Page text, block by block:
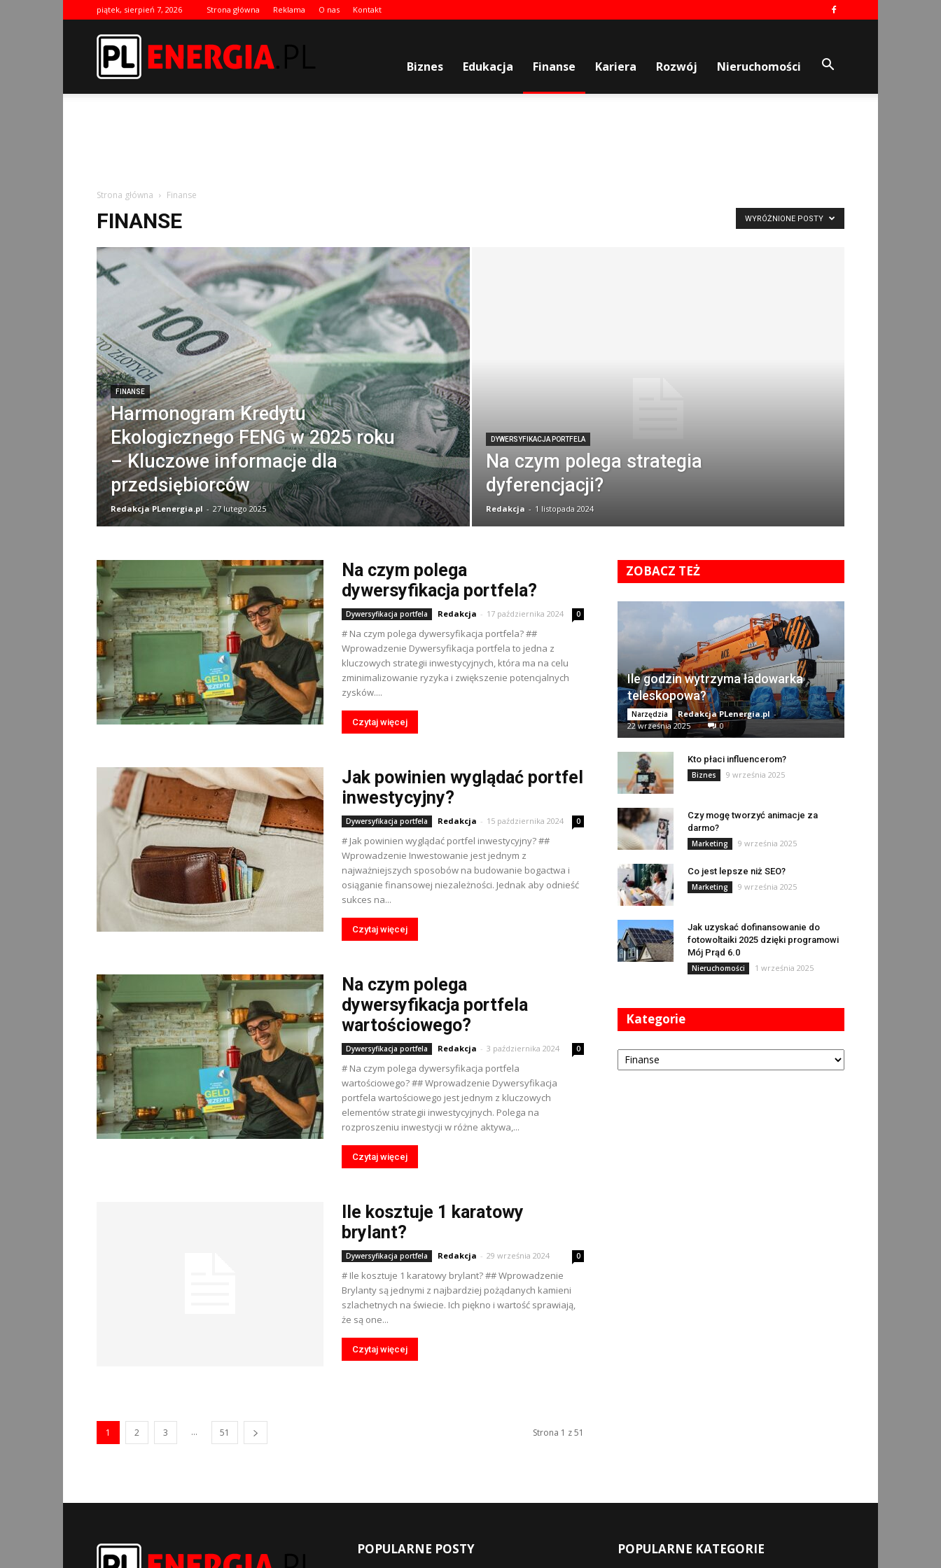
piątek, sierpień 7, 2026 Strona główna Reklama O nas Kontakt
Biznes Edukacja Finanse Kariera Rozwój Nieruchomości
Strona główna Finanse
FINANSE WYRÓŻNIONE POSTY
FINANSE
Harmonogram Kredytu
Ekologicznego FENG w 2025 roku
– Kluczowe informacje dla
przedsiębiorców
Redakcja PLenergia.pl - 27 lutego 2025
DYWERSYFIKACJA PORTFELA
Na czym polega strategia
dyferencjacji?
Redakcja - 1 listopada 2024
Na czym polega
dywersyfikacja portfela?
Dywersyfikacja portfela Redakcja - 17 października 2024 0
# Na czym polega dywersyfikacja portfela? ##
Wprowadzenie Dywersyfikacja portfela to jedna z
kluczowych strategii inwestycyjnych, która ma na celu
zminimalizowanie ryzyka i zwiększenie potencjalnych
zysków....
Czytaj więcej
Jak powinien wyglądać portfel
inwestycyjny?
Dywersyfikacja portfela Redakcja - 15 października 2024 0
# Jak powinien wyglądać portfel inwestycyjny? ##
Wprowadzenie Inwestowanie jest jednym z
najważniejszych sposobów na budowanie bogactwa i
osiąganie finansowej niezależności. Jednak aby odnieść
sukces na...
Czytaj więcej
Na czym polega
dywersyfikacja portfela
wartościowego?
Dywersyfikacja portfela Redakcja - 3 października 2024 0
# Na czym polega dywersyfikacja portfela
wartościowego? ## Wprowadzenie Dywersyfikacja
portfela wartościowego jest jednym z kluczowych
elementów strategii inwestycyjnych. Polega na
rozproszeniu inwestycji w różne aktywa,...
Czytaj więcej
Ile kosztuje 1 karatowy
brylant?
Dywersyfikacja portfela Redakcja - 29 września 2024 0
# Ile kosztuje 1 karatowy brylant? ## Wprowadzenie
Brylanty są jednymi z najbardziej pożądanych kamieni
szlachetnych na świecie. Ich piękno i wartość sprawiają,
że są one...
Czytaj więcej
1 2 3 ... 51 Strona 1 z 51
ZOBACZ TEŻ
Ile godzin wytrzyma ładowarka
teleskopowa?
Narzędzia Redakcja PLenergia.pl -
22 września 2025
0
Kto płaci influencerom?
Biznes 9 września 2025
Czy mogę tworzyć animacje za
darmo?
Marketing 9 września 2025
Co jest lepsze niż SEO?
Marketing 9 września 2025
Jak uzyskać dofinansowanie do
fotowoltaiki 2025 dzięki programowi
Mój Prąd 6.0
Nieruchomości 1 września 2025
Kategorie
Kategorie
POPULARNE POSTY POPULARNE KATEGORIE